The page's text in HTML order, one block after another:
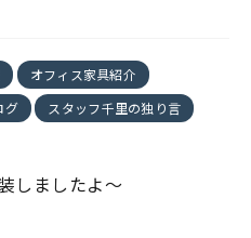
オフィス家具紹介
グ
スタッフ千里の独り言
しましたよ～